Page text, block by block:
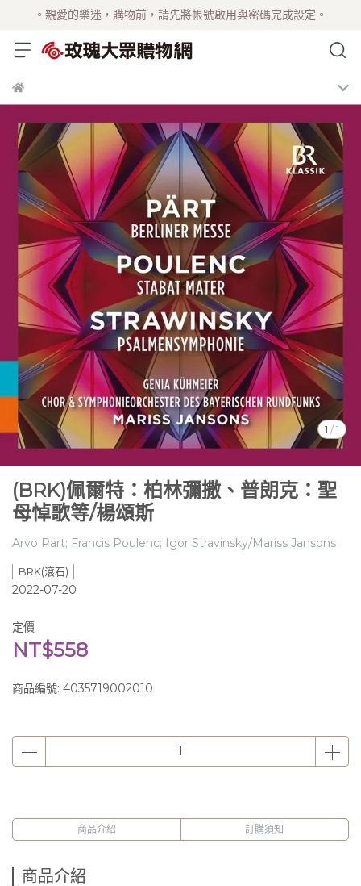
。親愛的樂迷，購物前，請先將帳號啟用與密碼完成設定。
1 /1
(BRK)佩爾特：柏林彌撒、普朗克：聖
母悼歌等/楊頌斯
Arvo Pärt; Francis Poulenc; Igor Stravinsky/Mariss Jansons
BRK(滾石)
2022-07-20
定價
NT$558
商品編號: 4035719002010
商品介紹 訂購須知
商品介紹